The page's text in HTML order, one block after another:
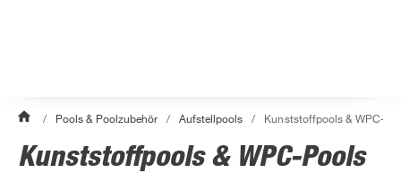
/ Pools & Poolzubehör / Aufstellpools / Kunststoffpools & WPC-
Kunststoffpools & WPC-Pools